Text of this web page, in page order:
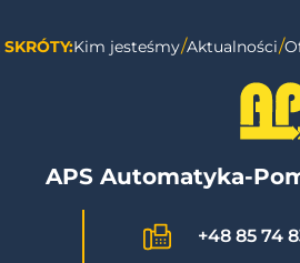
Kim jesteśmy Aktualności
APS Automatyka-
+48 85 74